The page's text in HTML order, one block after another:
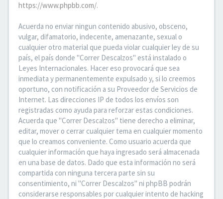
https://www.phpbb.com/.
Acuerda no enviar ningun contenido abusivo, obsceno,
vulgar, difamatorio, indecente, amenazante, sexual o
cualquier otro material que pueda violar cualquier ley de su
país, el país donde "Correr Descalzos" está instalado o
Leyes Internacionales. Hacer eso provocará que sea
inmediata y permanentemente expulsado y, si lo creemos
oportuno, con notificación a su Proveedor de Servicios de
Internet. Las direcciones IP de todos los envíos son
registradas como ayuda para reforzar estas condiciones.
Acuerda que "Correr Descalzos" tiene derecho a eliminar,
editar, mover o cerrar cualquier tema en cualquier momento
que lo creamos conveniente. Como usuario acuerda que
cualquier información que haya ingresado será almacenada
en una base de datos. Dado que esta información no será
compartida con ninguna tercera parte sin su
consentimiento, ni "Correr Descalzos" ni phpBB podrán
considerarse responsables por cualquier intento de hacking